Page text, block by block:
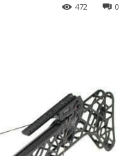
0
472